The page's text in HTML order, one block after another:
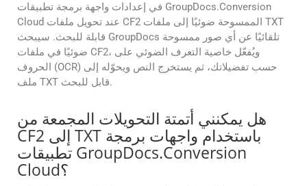
في إعدادات واجهة برمجة تطبيقات GroupDocs.Conversion
Cloud عند تحويل ملفات CF2 الممسوحة ضوئيًا إلى ملفات TXT
قابلة للبحث. سيبحث GroupDocs تلقائيًا عن أي صور ممسوحة
ضوئيًا في ملفات CF2، ويُفعّل خاصية التعرف الضوئي على
الحروف (OCR) حسب تفضيلاتك، ثم يستخرج النص ويحوّله إلى
ملف TXT قابل للبحث.
هل يمكنني أتمتة التحويلات المجمعة من
CF2 إلى TXT باستخدام واجهات برمجة
تطبيقات GroupDocs.Conversion
Cloud؟